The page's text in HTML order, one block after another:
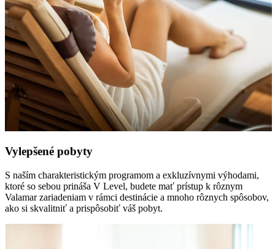
Vylepšené pobyty
S naším charakteristickým programom a exkluzívnymi výhodami,
ktoré so sebou prináša V Level, budete mať prístup k rôznym
Valamar zariadeniam v rámci destinácie a mnoho rôznych spôsobov,
ako si skvalitniť a prispôsobiť váš pobyt.